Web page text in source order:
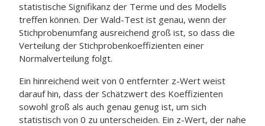
statistische Signifikanz der Terme und des Modells
treffen können. Der Wald-Test ist genau, wenn der
Stichprobenumfang ausreichend groß ist, so dass die
Verteilung der Stichprobenkoeffizienten einer
Normalverteilung folgt.
Ein hinreichend weit von 0 entfernter z-Wert weist
darauf hin, dass der Schätzwert des Koeffizienten
sowohl groß als auch genau genug ist, um sich
statistisch von 0 zu unterscheiden. Ein z-Wert, der nahe